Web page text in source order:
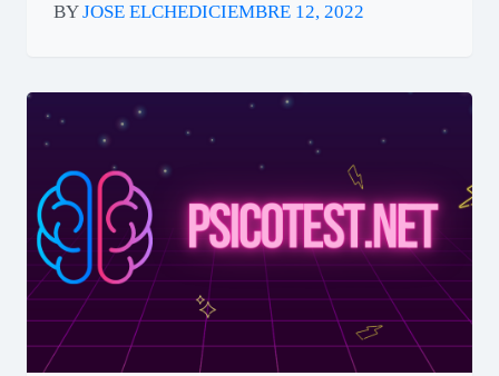
BYJOSE ELCHEDICIEMBRE 12, 2022